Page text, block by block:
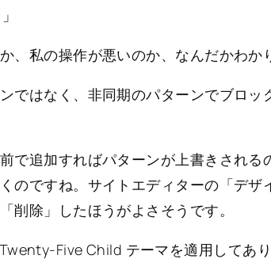
、私の操作が悪いのか、なんだかわか
ではなく、非同期のパターンでブロッ
で追加すればパターンが上書きされる
のですね。サイトエディターの「デザ
削除」したほうがよさそうです。
Five Child テーマを適用してあり